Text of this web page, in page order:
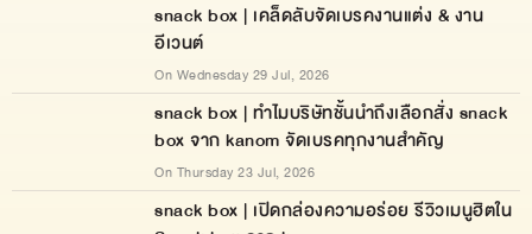
snack box | เคล็ดลับจัดเบรคงานแต่ง & งาน
อีเวนต์
On Wednesday 29 Jul, 2026
snack box | ทำไมบริษัทชั้นนำถึงเลือกสั่ง snack
box จาก kanom จัดเบรคทุกงานสำคัญ
On Thursday 23 Jul, 2026
snack box | เปิดกล่องความอร่อย รีวิวเมนูฮิตใน